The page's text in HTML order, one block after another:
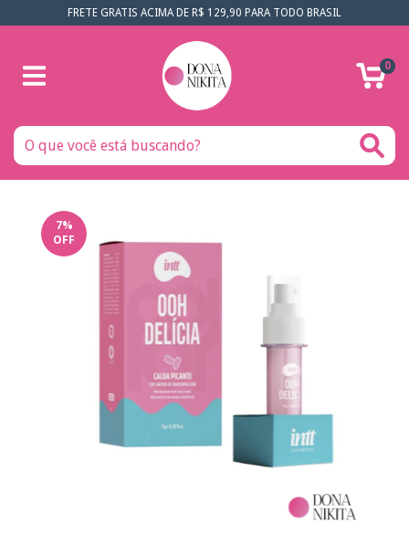
FRETE GRATIS ACIMA DE R$ 129,90 PARA TODO BRASIL
0
7%
OFF